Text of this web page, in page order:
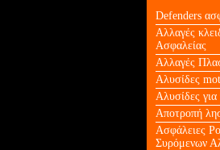
Defenders
Αλλαγές
Aσφαλείας
Αλλαγές
Αλυσίδες
Αλυσίδες για
Αποτροπή
Ασφάλειες
Συρόμενων